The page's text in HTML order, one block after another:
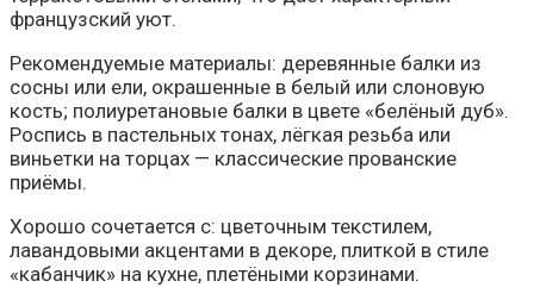
французский уют.
Рекомендуемые материалы: деревянные балки из
сосны или ели, окрашенные в белый или слоновую
кость; полиуретановые балки в цвете «белёный дуб».
Роспись в пастельных тонах, лёгкая резьба или
виньетки на торцах — классические прованские
приёмы.
Хорошо сочетается с: цветочным текстилем,
лавандовыми акцентами в декоре, плиткой в стиле
«кабанчик» на кухне, плетёными корзинами.